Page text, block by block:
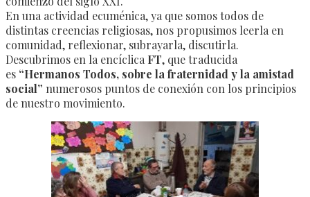
En una actividad ecuménica, ya que somos todos de
distintas creencias religiosas, nos propusimos leerla en
comunidad, reflexionar, subrayarla, discutirla.
Descubrimos en la encíclica FT, que traducida
es “Hermanos Todos, sobre la fraternidad y la amistad
social” numerosos puntos de conexión con los principios
de nuestro movimiento.